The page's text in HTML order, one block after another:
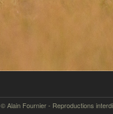
© Alain Fournier - Reproductions